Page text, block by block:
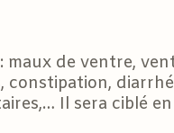
maux de ventre,
Il sera ciblé